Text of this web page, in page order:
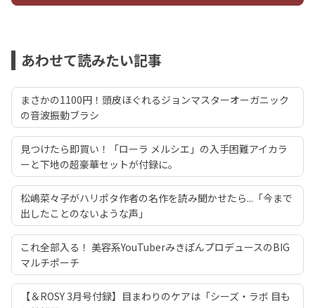
あわせて読みたい記事
まさかの1100円！頭皮ほぐれるジョンマスターオーガニック
の音波振動ブラシ
見つけたら即買い！「ローラ メルシエ」の入手困難アイカラ
ーと下地の超豪華セットが付録に。
松嶋菜々子がハリポタ作者の名作を読み聞かせたら...「今まで
出したことのないような声」
これ全部入る！ 美容系YouTuberみきぽんプロデュースのBIG
マルチポーチ
【＆ROSY 3月号付録】目まわりのケアは「シーズ・ラボ 目も